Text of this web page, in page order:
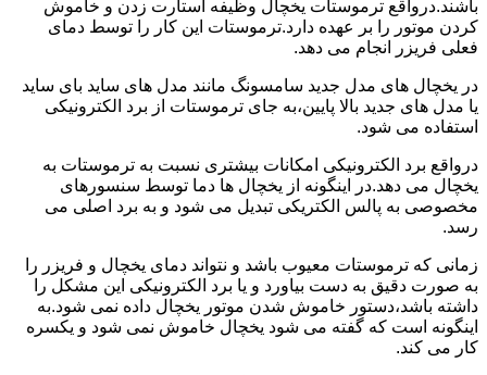
باشند.درواقع ترموستات یخچال وظیفه استارت زدن و خاموش
کردن موتور را بر عهده دارد.ترموستات این کار را توسط دمای
فعلی فریزر انجام می دهد.
در یخچال های مدل جدید سامسونگ مانند مدل های ساید بای ساید
یا مدل های جدید بالا پایین،به جای ترموستات از برد الکترونیکی
استفاده می شود.
درواقع برد الکترونیکی امکانات بیشتری نسبت به ترموستات به
یخچال می دهد.در اینگونه از یخچال ها دما توسط سنسورهای
مخصوصی به پالس الکتریکی تبدیل می شود و به برد اصلی می
رسد.
زمانی که ترموستات معیوب باشد و نتواند دمای یخچال و فریزر را
به صورت دقیق به دست بیاورد و یا برد الکترونیکی این مشکل را
داشته باشد،دستور خاموش شدن موتور یخچال داده نمی شود.به
اینگونه است که گفته می شود یخچال خاموش نمی شود و یکسره
کار می کند.